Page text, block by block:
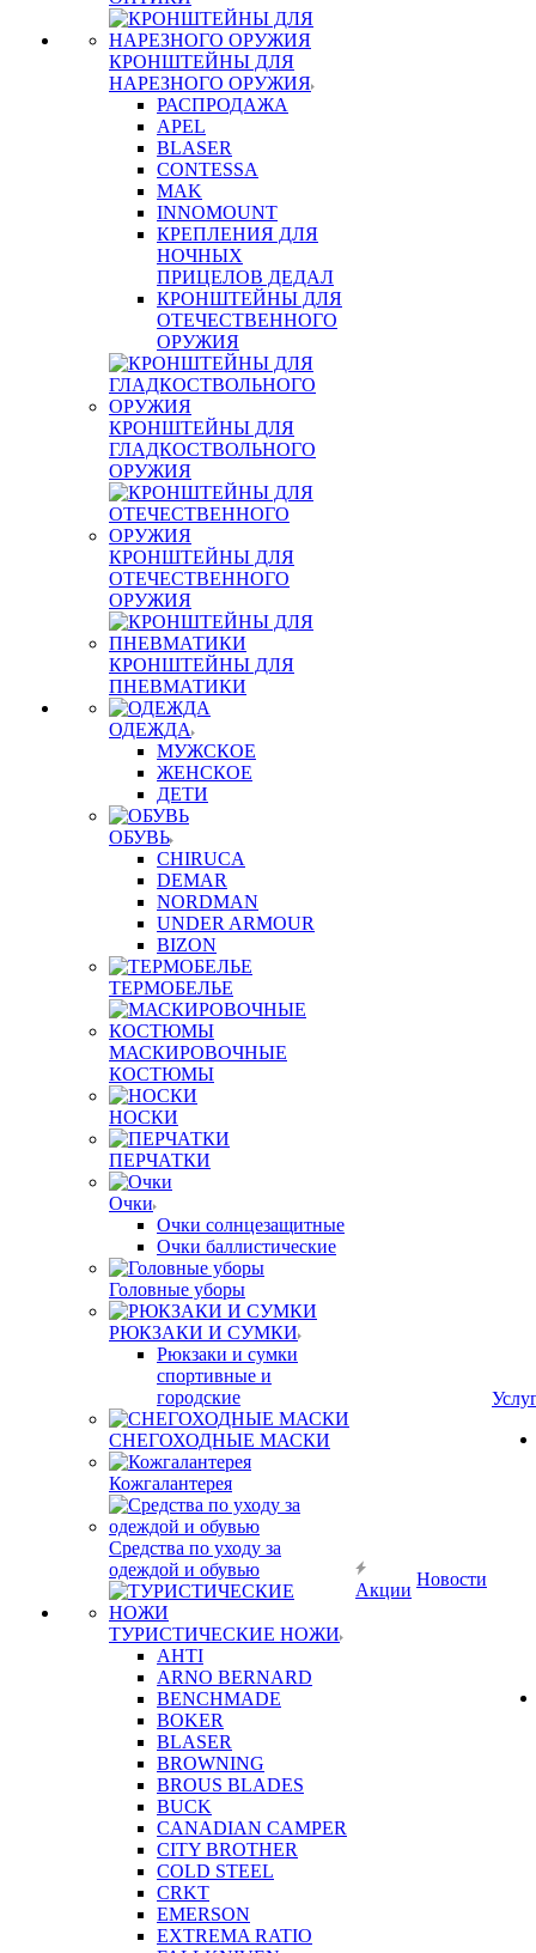
КРОНШТЕЙНЫ ДЛЯ
НАРЕЗНОГО ОРУЖИЯ
РАСПРОДАЖА
APEL
BLASER
CONTESSA
MAK
INNOMOUNT
КРЕПЛЕНИЯ ДЛЯ
НОЧНЫХ
ПРИЦЕЛОВ ДЕДАЛ
КРОНШТЕЙНЫ ДЛЯ
ОТЕЧЕСТВЕННОГО
ОРУЖИЯ
КРОНШТЕЙНЫ ДЛЯ
ГЛАДКОСТВОЛЬНОГО
ОРУЖИЯ
КРОНШТЕЙНЫ ДЛЯ
ОТЕЧЕСТВЕННОГО
ОРУЖИЯ
КРОНШТЕЙНЫ ДЛЯ
ПНЕВМАТИКИ
ОДЕЖДА
МУЖСКОЕ
ЖЕНСКОЕ
ДЕТИ
ОБУВЬ
CHIRUCA
DEMAR
NORDMAN
UNDER ARMOUR
BIZON
ТЕРМОБЕЛЬЕ
МАСКИРОВОЧНЫЕ
КОСТЮМЫ
НОСКИ
ПЕРЧАТКИ
Очки
Очки солнцезащитные
Очки баллистические
Головные уборы
РЮКЗАКИ И СУМКИ
Рюкзаки и сумки
спортивные и
городские
СНЕГОХОДНЫЕ МАСКИ
Кожгалантерея
Средства по уходу за
одеждой и обувью
ТУРИСТИЧЕСКИЕ НОЖИ
AHTI
ARNO BERNARD
BENCHMADE
BOKER
BLASER
BROWNING
BROUS BLADES
BUCK
CANADIAN CAMPER
CITY BROTHER
COLD STEEL
CRKT
EMERSON
EXTREMA RATIO
Акции
Новости